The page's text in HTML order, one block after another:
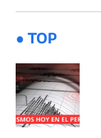
● TOP